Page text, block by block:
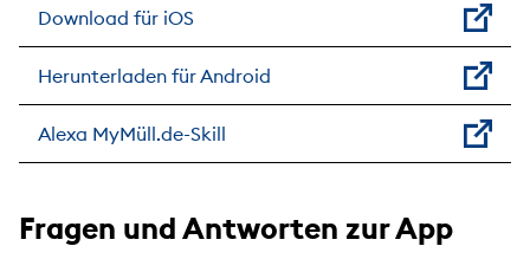
Download für iOS
Herunterladen für Android
Alexa MyMüll.de-Skill
Fragen und Antworten zur App